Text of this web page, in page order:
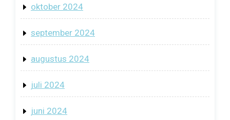
oktober 2024
september 2024
augustus 2024
juli 2024
juni 2024